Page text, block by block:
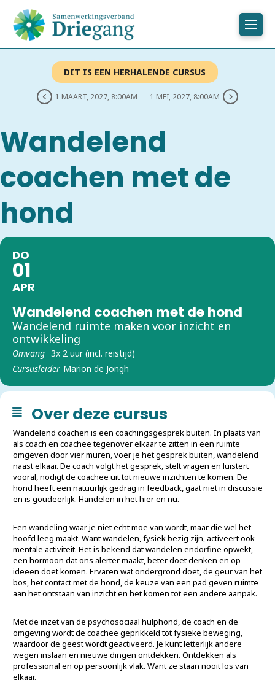
DIT IS EEN HERHALENDE CURSUS
1 MAART, 2027, 8:00AM 1 MEI, 2027, 8:00AM
Wandelend
coachen met de
hond
DO
01
APR
Wandelend coachen met de hond
Wandelend ruimte maken voor inzicht en
ontwikkeling
Omvang 3x 2 uur (incl. reistijd)
Cursusleider Marion de Jongh
Over deze cursus
Wandelend coachen is een coachingsgesprek buiten. In plaats van
als coach en coachee tegenover elkaar te zitten in een ruimte
omgeven door vier muren, voer je het gesprek buiten, wandelend
naast elkaar. De coach volgt het gesprek, stelt vragen en luistert
vooral, nodigt de coachee uit tot nieuwe inzichten te komen. De
hond heeft een natuurlijk gedrag in feedback, gaat niet in discussie
en is goudeerlijk. Handelen in het hier en nu.
Een wandeling waar je niet echt moe van wordt, maar die wel het
hoofd leeg maakt. Want wandelen, fysiek bezig zijn, activeert ook
mentale activiteit. Het is bekend dat wandelen endorfine opwekt,
een hormoon dat ons alerter maakt, beter doet denken en op
ideeën doet komen. Ervaren wat ondergrond doet, de geur van het
bos, het contact met de hond, de keuze van een pad geven ruimte
aan het ontstaan van inzicht en het komen tot een andere aanpak.
Met de inzet van de psychosociaal hulphond, de coach en de
omgeving wordt de coachee geprikkeld tot fysieke beweging,
waardoor de geest wordt geactiveerd. Je kunt letterlijk andere
wegen inslaan en nieuwe dingen ontdekken. Ontdekken als
professional en op persoonlijk vlak. Want ze staan nooit los van
elkaar.